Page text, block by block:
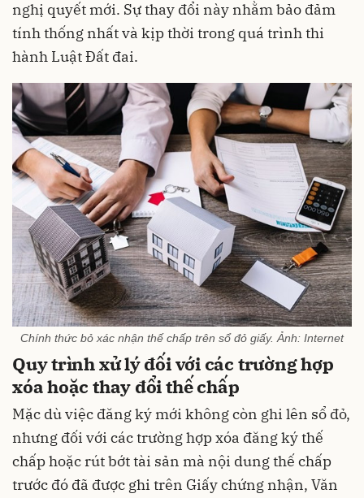
nghị quyết mới. Sự thay đổi này nhằm bảo đảm
tính thống nhất và kịp thời trong quá trình thi
hành Luật Đất đai.
Chính thức bỏ xác nhận thế chấp trên sổ đỏ giấy. Ảnh: Internet
Quy trình xử lý đối với các trường hợp
xóa hoặc thay đổi thế chấp
Mặc dù việc đăng ký mới không còn ghi lên sổ đỏ,
nhưng đối với các trường hợp xóa đăng ký thế
chấp hoặc rút bớt tài sản mà nội dung thế chấp
trước đó đã được ghi trên Giấy chứng nhận, Văn